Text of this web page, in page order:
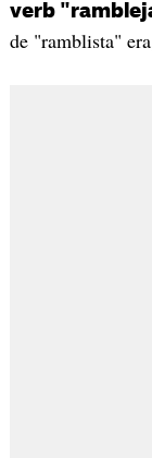
verb
de "ramblista"